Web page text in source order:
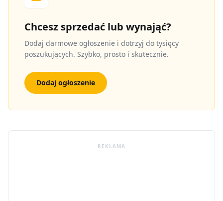
Chcesz sprzedać lub wynająć?
Dodaj darmowe ogłoszenie i dotrzyj do tysięcy
poszukujących. Szybko, prosto i skutecznie.
Dodaj ogłoszenie
REKLAMA